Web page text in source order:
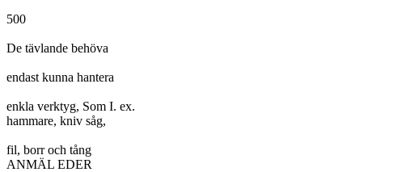
500
De tävlande behöva
endast kunna hantera
enkla verktyg, Som I. ex.
hammare, kniv såg,
fil, borr och tång
ANMÄL EDER